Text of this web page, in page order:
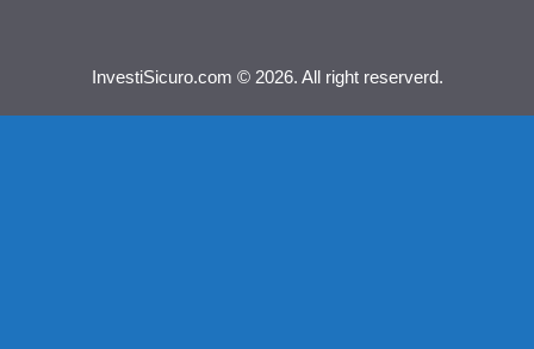
InvestiSicuro.com © 2026. All right reserverd.